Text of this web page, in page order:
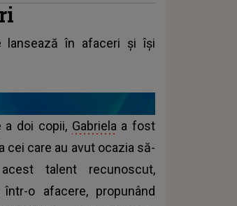
lansează în afaceri și își
a doi copii, Gabriela a fost
cei care au avut ocazia să-
talent recunoscut,
o afacere, propunând